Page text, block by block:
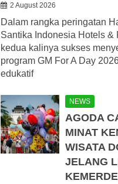
2 August 2026
Dalam rangka peringatan
Santika Indonesia Hotels &
kedua kalinya sukses
program GM For A Day
edukatif
NEWS
AGODA
MINAT
WISATA
JELANG